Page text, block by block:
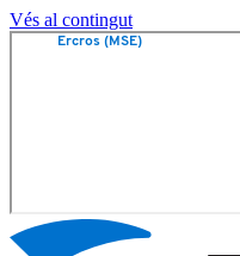
Vés al contingut